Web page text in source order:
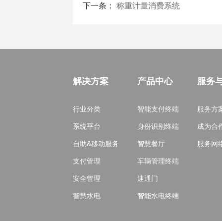
下一条： 称重计量消费系统
解决方案
行业分类
系统平台
自助&移动服务
支付管理
安全管理
智慧水电
产品中心
智能支付终端
身份识别终端
智慧餐厅
车辆管理终端
速通门
智能水电终端
服务
服务方
成为合
服务网